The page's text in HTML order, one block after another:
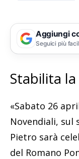
Aggiungi
Seguici più
Stabilita
«Sabato 26
Novendiali, sul
Pietro sarà
del Romano